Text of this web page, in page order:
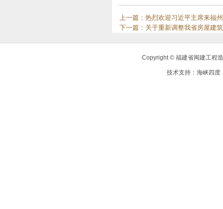
上一篇： 热烈欢迎习近平主席来福
下一篇： 关于重新调整我省房屋建
Copyright © 福建省闽建工程
技术支持：海峡四度